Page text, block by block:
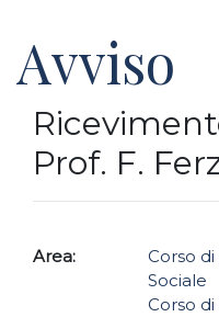
Avviso
Prof. F.
Area:
Corso
Sociale
Corso